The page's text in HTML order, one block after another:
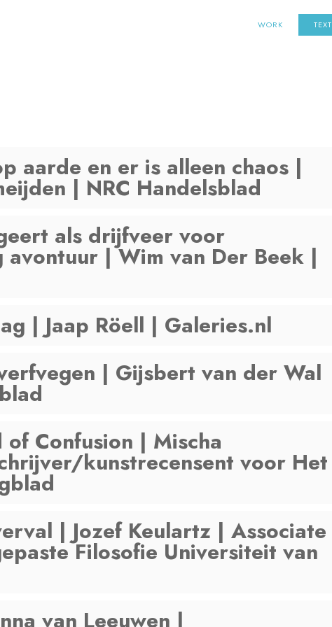
WORK TEXT
aarde en er is alleen chaos |
| NRC Handelsblad
als drijfveer voor
avontuur | Wim van Der Beek |
| Jaap Röell | Galeries.nl
| Gijsbert van der Wal
Confusion | Mischa
kunstrecensent voor Het
| Jozef Keulartz | Associate
Filosofie Universiteit van
van Leeuwen |